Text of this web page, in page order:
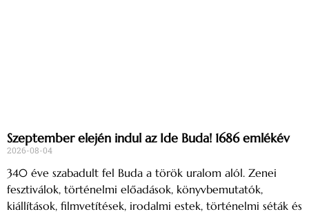
Szeptember elején indul az Ide Buda! 1686 emlékév
2026-08-04
340 éve szabadult fel Buda a török uralom alól. Zenei
fesztiválok, történelmi előadások, könyvbemutatók,
kiállítások, filmvetítések, irodalmi estek, történelmi séták és